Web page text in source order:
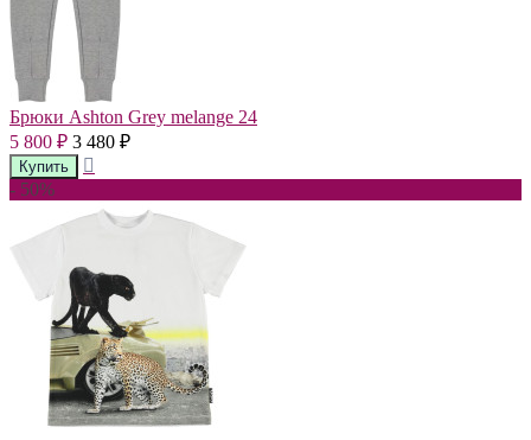
Брюки Ashton Grey melange 24
5 800 ₽ 3 480 ₽
- 50%